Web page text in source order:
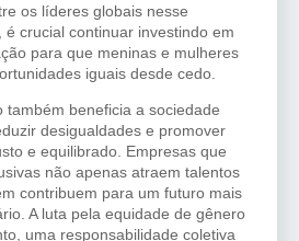
os líderes globais nesse
crucial continuar investindo em
para que meninas e mulheres
iguais desde cedo.
também beneficia a sociedade
desigualdades e promover
e equilibrado. Empresas que
não apenas atraem talentos
contribuem para um futuro mais
A luta pela equidade de gênero
uma responsabilidade coletiva